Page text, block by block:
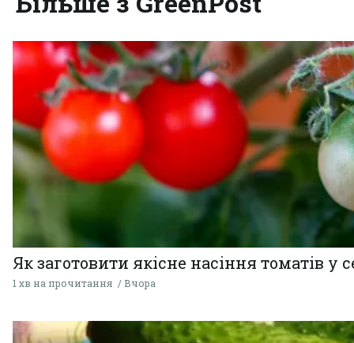
Як заготовити якісне насіння томатів у
1 хв на прочитання Вчора